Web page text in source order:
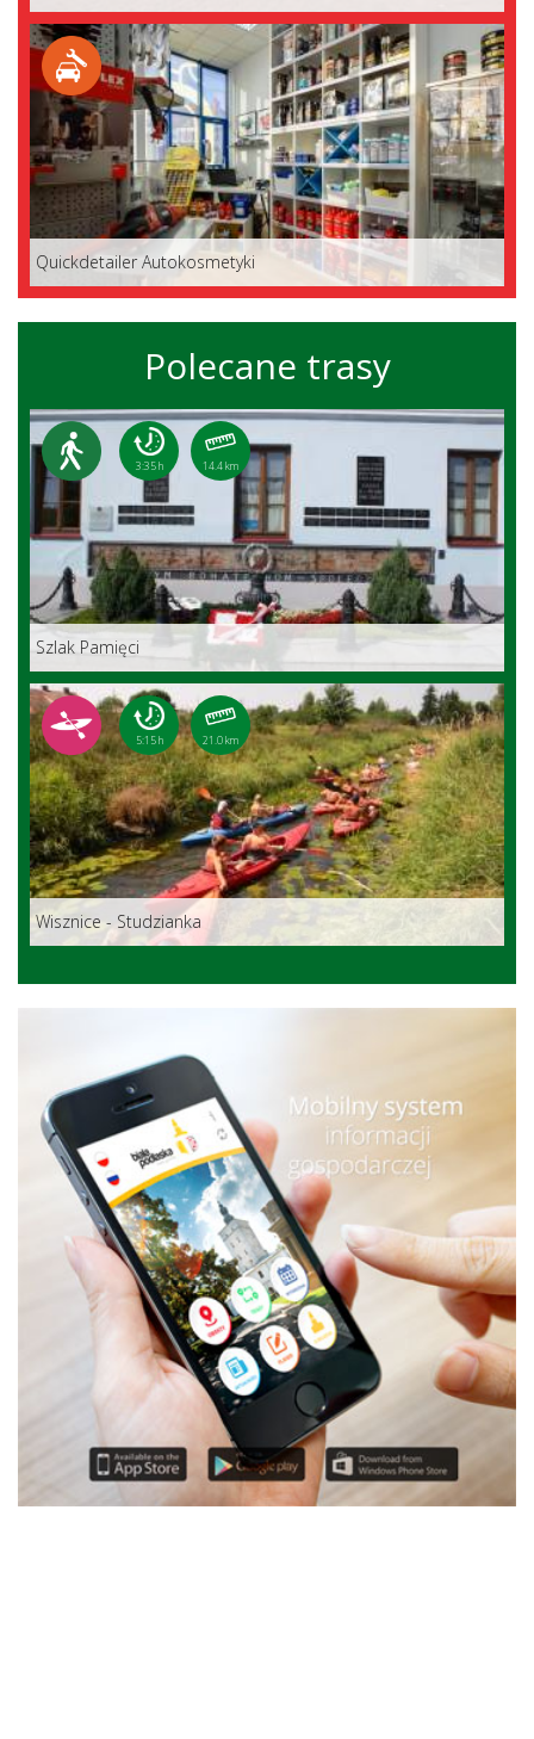
Quickdetailer Autokosmetyki
Polecane trasy
3:35 h 14.4 km
Szlak Pamięci
5:15 h 21.0 km
Wisznice - Studzianka